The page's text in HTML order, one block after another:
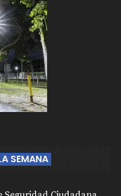
SEMANA